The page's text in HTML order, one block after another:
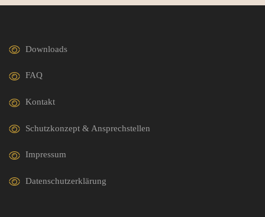
Downloads
FAQ
Kontakt
Schutzkonzept & Ansprechstellen
Impressum
Datenschutzerklärung